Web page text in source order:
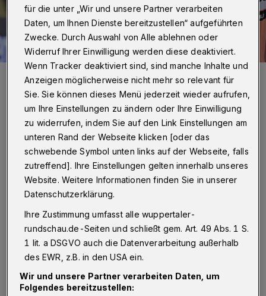
Tomas Babak muss einige Wochen pausieren.
Foto: Dirk Freund
„Göppingen ist sehr gut besetzt und der
Saisonstart war ordentlich“, finden die BHC-
Trainer Arnor Gunnarsson und Markus Pütz.
„Bei uns muss alles klappen, damit wir etwas
mitnehmen können.“ Die Aufgabe wird
aufgrund des Ausfalls von Tomas Babak noch
ein Stück weit schwieriger.
für die unter „Wir und unsere Partner verarbeiten
Daten, um Ihnen Dienste bereitzustellen“ aufgeführten
Zwecke. Durch Auswahl von Alle ablehnen oder
Widerruf Ihrer Einwilligung werden diese deaktiviert.
Wenn Tracker deaktiviert sind, sind manche Inhalte und
Anzeigen möglicherweise nicht mehr so relevant für
Sie. Sie können dieses Menü jederzeit wieder aufrufen,
um Ihre Einstellungen zu ändern oder Ihre Einwilligung
zu widerrufen, indem Sie auf den Link Einstellungen am
unteren Rand der Webseite klicken [oder das
schwebende Symbol unten links auf der Webseite, falls
zutreffend]. Ihre Einstellungen gelten innerhalb unseres
Website. Weitere Informationen finden Sie in unserer
Datenschutzerklärung.
Ihre Zustimmung umfasst alle wuppertaler-
rundschau.de-Seiten und schließt gem. Art. 49 Abs. 1 S.
1 lit. a DSGVO auch die Datenverarbeitung außerhalb
des EWR, z.B. in den USA ein.
Wir und unsere Partner verarbeiten Daten, um
Folgendes bereitzustellen: